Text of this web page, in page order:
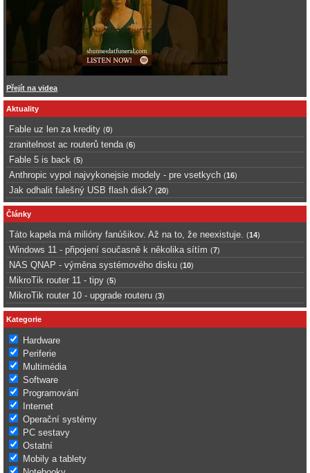
Přejít na videa
Aktuality
Fable uz len za kredity (0)
zranitelnost ac routerů tenda (6)
Fable 5 is back (5)
Anthropic vypol najvykonejsie modely - pre vsetkych (16)
Jak odhalit falešný USB flash disk? (20)
Články
Táto kapela má milióny fanúšikov. Až na to, že neexistuje. (14)
Windows 11 - připojení současně k několika sítím (7)
NAS QNAP - výměna systémového disku (10)
MikroTik router 11 - tipy (5)
MikroTik router 10 - upgrade routeru (3)
Kategorie
Hardware
Periferie
Multimédia
Software
Programování
Internet
Operační systémy
PC sestavy
Ostatní
Mobily a tablety